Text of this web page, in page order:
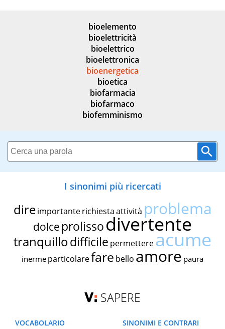
bioelemento
bioelettricità
bioelettrico
bioelettronica
bioenergetica
bioetica
biofarmacia
biofarmaco
biofemminismo
I sinonimi più ricercati
dire importante richiestaattività problema
dolce prolissodivertente
tranquillodifficile permettereacume
inerme particolarefare bello amore paura
SAPERE
VOCABOLARIO SINONIMI E CONTRARI